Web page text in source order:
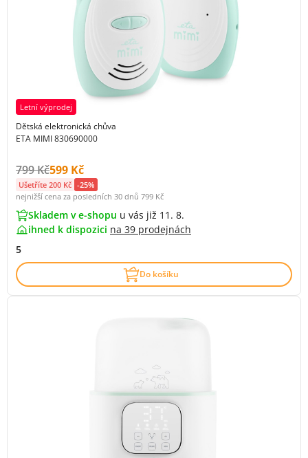
Letní výprodej
Dětská elektronická chůva
ETA MIMI 830690000
Původní cena s DPH:
799 KčCena s DPH:
599 Kč
Ušetříte 200 Kč -25%
nejnižší cena za posledních 30 dnů 799 Kč
Skladem v e-shopu u vás již 11. 8.
ihned k dispozici na 39 prodejnách
5
Do košíku